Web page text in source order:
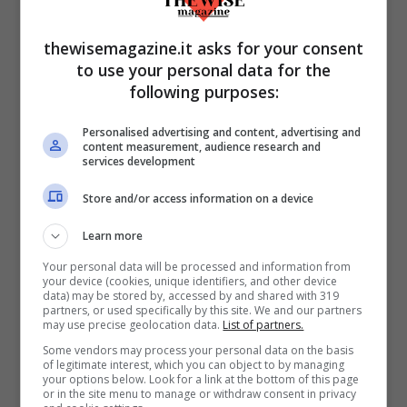
un marchio vincente? All’epoca,
un’automobile si acquistava perché era
famosa e nelle gare aveva successo. La
sfida con Ferrari si aprì proprio nel corso
degli anni ‘60, con Henry Ford II
che desiderava entrare nel mondo delle
competizioni: la “24 Ore di Le Mans”,
all’epoca la più pericolosa ed
entusiasmante corsa automobilistica, era il
luogo perfetto. Da lì ebbe inizio una
lunga e appassionante guerra tra il
cavallino rampante e l’ovale blu americano
che cercava in tutti i modi di avere
successo.
thewisemagazine.it asks for your consent
to use your personal data for the
following purposes:
Personalised advertising and content, advertising and
content measurement, audience research and
services development
Store and/or access information on a device
Learn more
Your personal data will be processed and information from
your device (cookies, unique identifiers, and other device
data) may be stored by, accessed by and shared with 319
partners, or used specifically by this site. We and our partners
may use precise geolocation data. List of partners.
Some vendors may process your personal data on the basis
of legitimate interest, which you can object to by managing
your options below. Look for a link at the bottom of this page
or in the site menu to manage or withdraw consent in privacy